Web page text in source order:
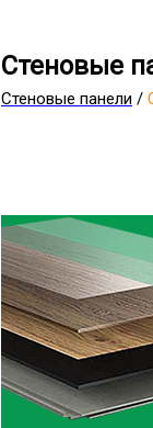
Стеновые
Стеновые панели /